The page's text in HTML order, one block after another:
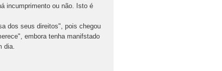
incumprimento ou não. Isto é
dos seus direitos", pois chegou
embora tenha manifstado
dia.